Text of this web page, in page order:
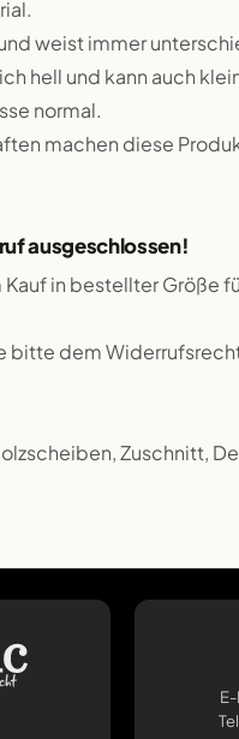
weist immer
hell und kann auch
normal.
machen diese
ausgeschlossen!
in bestellter Größe
bitte dem
Zuschnitt,